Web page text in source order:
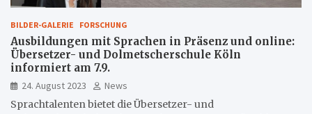
BILDER-GALERIE FORSCHUNG
Ausbildungen mit Sprachen in Präsenz und online:
Übersetzer- und Dolmetscherschule Köln
informiert am 7.9.
24. August 2023
News
Sprachtalenten bietet die Übersetzer- und